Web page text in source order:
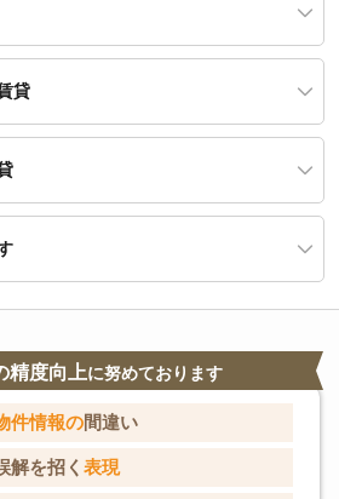
貸
精度向上に努めております
件情報の間違い
解を招く 表現